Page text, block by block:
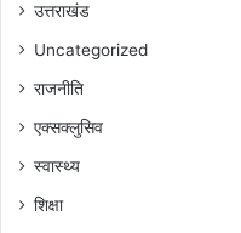
उत्तराखंड
Uncategorized
राजनीति
एक्सक्लुसिव
स्वास्थ्य
शिक्षा